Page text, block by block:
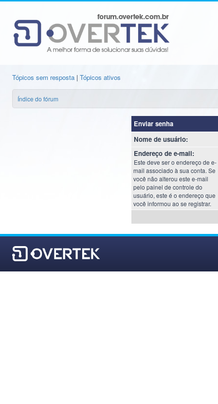
Tópicos sem resposta | Tópicos ativos
Índice do fórum
Enviar senha
Nome de usuário:
Endereço de e-mail:
Este deve ser o endereço de e-
mail associado à sua conta. Se
você não alterou este e-mail
pelo painel de controle do
usuário, este é o endereço que
você informou ao se registrar.